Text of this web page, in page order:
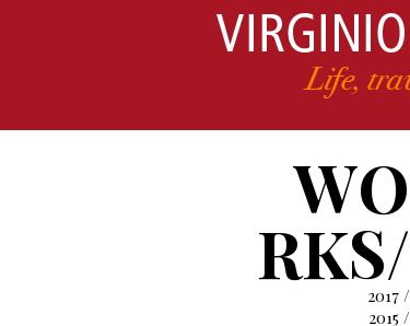
WO
RKS/
2017 /
2015 /